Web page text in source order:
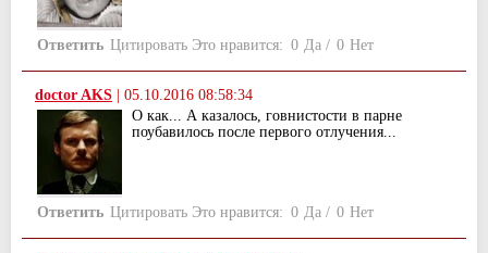
Ответить Цитировать Это нравится: 0 Да / 0 Нет
doctor AKS
05.10.2016 08:58:34
О как... А казалось, говнистости в парне
поубавилось после первого отлучения...
Ответить Цитировать Это нравится: 0 Да / 0 Нет